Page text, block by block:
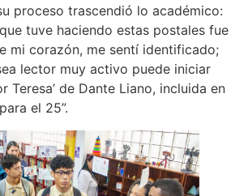
proceso trascendió lo académico:
tuve haciendo estas postales fue
mi corazón, me sentí identificado;
lector muy activo puede iniciar
Teresa’ de Dante Liano, incluida en
el 25”.